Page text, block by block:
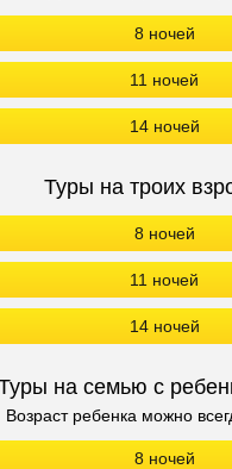
8 ночей
11 ночей
14 ночей
Туры на троих
8 ночей
11 ночей
14 ночей
на семью с
Возраст ребенка можно
8 ночей